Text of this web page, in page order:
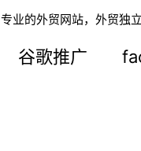
专业的外贸网站，外贸独
谷歌推广